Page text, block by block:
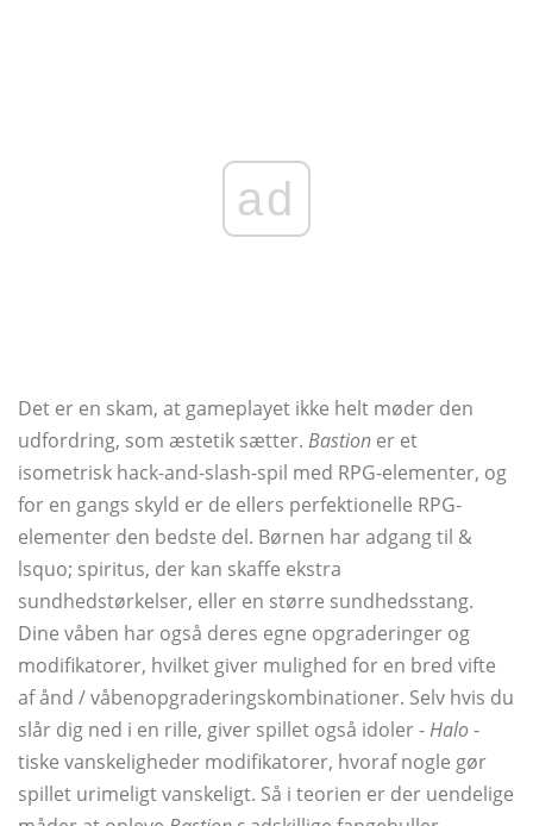
ad
Det er en skam, at gameplayet ikke helt møder den
udfordring, som æstetik sætter. Bastion er et
isometrisk hack-and-slash-spil med RPG-elementer, og
for en gangs skyld er de ellers perfektionelle RPG-
elementer den bedste del. Børnen har adgang til &
lsquo; spiritus, der kan skaffe ekstra
sundhedstørkelser, eller en større sundhedsstang.
Dine våben har også deres egne opgraderinger og
modifikatorer, hvilket giver mulighed for en bred vifte
af ånd / våbenopgraderingskombinationer. Selv hvis du
slår dig ned i en rille, giver spillet også idoler -Halo-
tiske vanskeligheder modifikatorer, hvoraf nogle gør
spillet urimeligt vanskeligt. Så i teorien er der uendelige